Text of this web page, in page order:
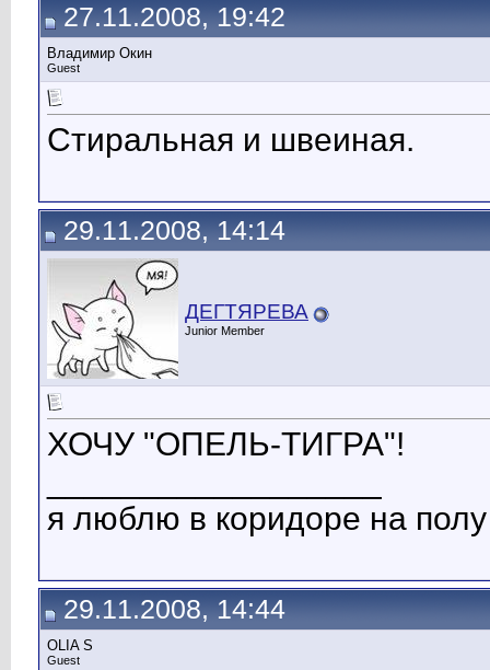
27.11.2008, 19:42
Владимир Окин
Guest
Стиральная и швеиная.
29.11.2008, 14:14
ДЕГТЯРЕВА
Junior Member
ХОЧУ "ОПЕЛЬ-ТИГРА"!
я люблю в коридоре на
29.11.2008, 14:44
ОLIA S
Guest